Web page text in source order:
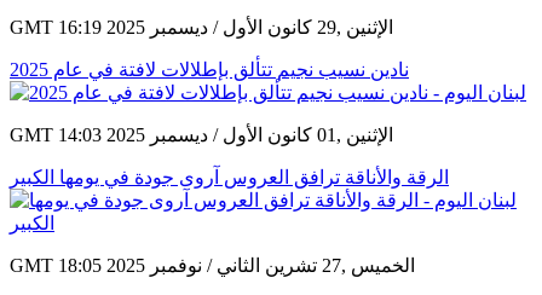
GMT 16:19 2025 الإثنين ,29 كانون الأول / ديسمبر
نادين نسيب نجيم تتألق بإطلالات لافتة في عام 2025
GMT 14:03 2025 الإثنين ,01 كانون الأول / ديسمبر
الرقة والأناقة ترافق العروس آروى جودة في يومها الكبير
GMT 18:05 2025 الخميس ,27 تشرين الثاني / نوفمبر